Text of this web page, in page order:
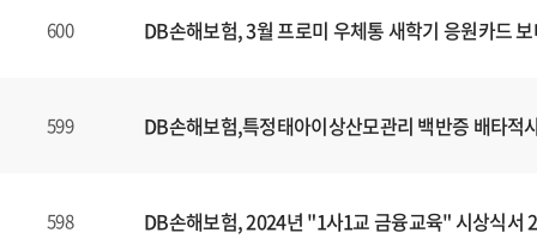
600 DB손해보험, 3월 프로미 우체통 새학기 응원카드
599 DB손해보험,특정태아이상산모관리 백반증 배타적
598 DB손해보험, 2024년 "1사1교 금융교육" 시상식서